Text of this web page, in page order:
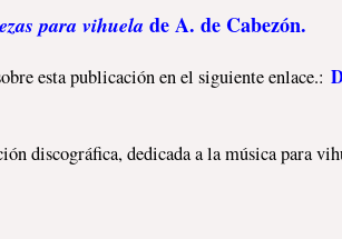
para vihuela de A. de Cabezón.
esta publicación en el siguiente enlace.:
discográfica, dedicada a la música para